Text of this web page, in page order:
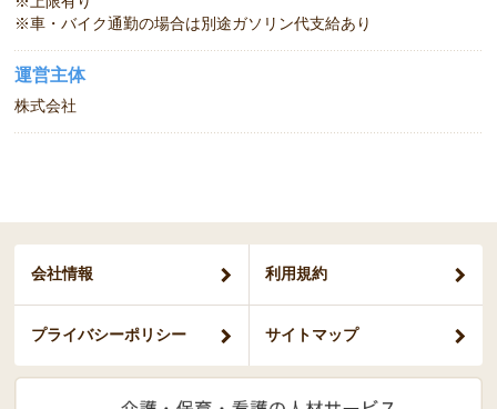
※車・バイク通勤の場合は別途ガソリン代支給あり
運営主体
株式会社
会社情報 利用規約
プライバシーポリシー サイトマップ